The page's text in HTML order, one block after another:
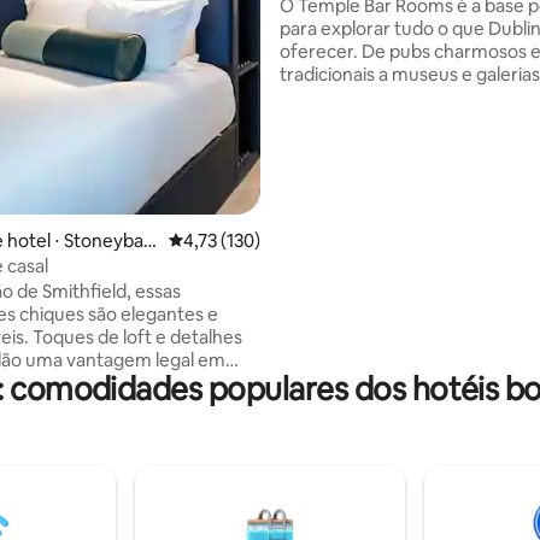
hotel ⋅ Stoneybatt 4,73 de uma avaliação média de 5, 130
4,73 (130)
casal
de Smithfield, essas
chiques são elegantes e
Toques de loft e detalhes
uma vantagem legal em
Com cinco andares de arte
vai se sentir em um museu
gratuito de 27" TV de tela
O Temple Bar Rooms é a base
para explorar tudo o que
oferecer. De pubs charmosos e
tradicionais a museus e
comodidades populares dos hotéis